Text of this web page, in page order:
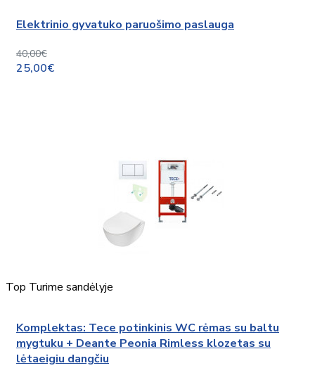
Elektrinio gyvatuko paruošimo paslauga
40,00€
25,00€
Top Turime sandėlyje
Komplektas: Tece potinkinis WC rėmas su baltu
mygtuku + Deante Peonia Rimless klozetas su
lėtaeigiu dangčiu